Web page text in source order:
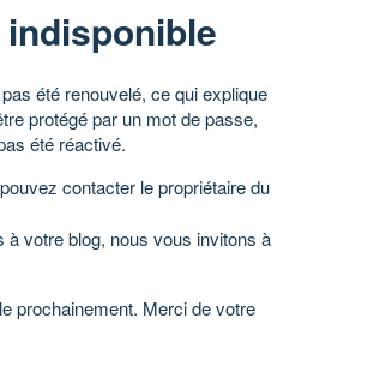
été renouvelé, ce qui explique
protégé par un mot de passe,
été réactivé.
contacter le propriétaire du
à votre blog, nous vous invitons à
prochainement. Merci de votre